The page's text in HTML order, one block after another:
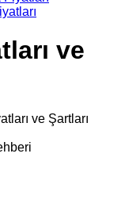
ve
ve Şartları